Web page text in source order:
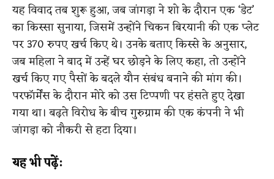
यह विवाद तब शुरू हुआ, जब जांगड़ा ने शो के दौरान एक ‘डेट’
का किस्सा सुनाया, जिसमें उन्होंने चिकन बिरयानी की एक प्लेट
पर 370 रुपए खर्च किए थे। उनके बताए किस्से के अनुसार,
जब महिला ने बाद में उन्हें घर छोड़ने के लिए कहा, तो उन्होंने
खर्च किए गए पैसों के बदले यौन संबंध बनाने की मांग की।
परफॉर्मेंस के दौरान मोरे को उस टिप्पणी पर हंसते हुए देखा
गया था। बढ़ते विरोध के बीच गुरुग्राम की एक कंपनी ने भी
जांगड़ा को नौकरी से हटा दिया।
यह भी पढ़ें: